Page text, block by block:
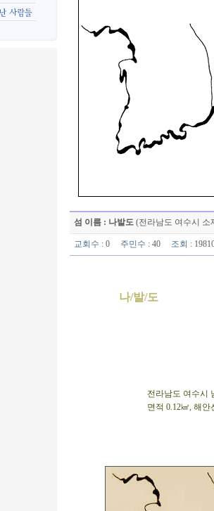
섬 이름 : 나발도 (전라남도 여수시 소
교회수 : 0 주민수 : 40 조회 :
나/발/도
전라남도 여수시
면적 0.12㎢, 해안